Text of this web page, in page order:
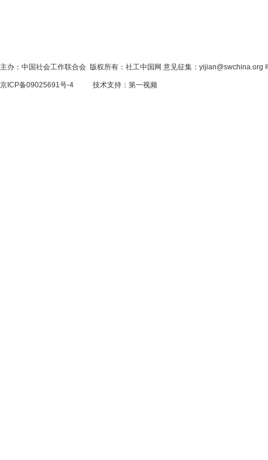
主办：中国社会工作联合会 版权所有：社工中国网 意见征集：yijian@swchina.org
京ICP备09025691号-4 技术支持： 第一视频